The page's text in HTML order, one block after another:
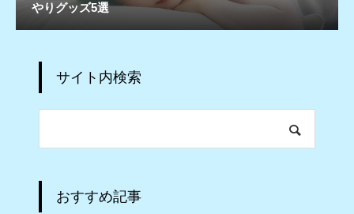
やりグッズ5選
サイト内検索
おすすめ記事